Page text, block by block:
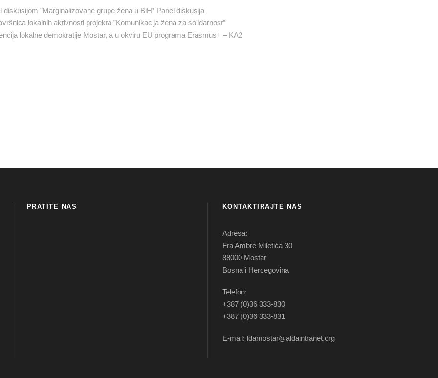
”Marginalizovane grupe žena u BiH” Panel diskusija
lokalnih aktivnosti projekta ”Komunikacija žena za solidarnost”
lokalne demokratije Mostar, a u okviru EU programa Erasmus+ – KA2
PRATITE NAS KONTAKTIRAJTE NAS
Adresa:
Fra Ambre Miletića 30
88000 Mostar
Bosna i Hercegovina
Telefon:
+387 (0)36 333-830
+387 (0)36 333-831
E-mail: ldamostar@aldaintranet.org